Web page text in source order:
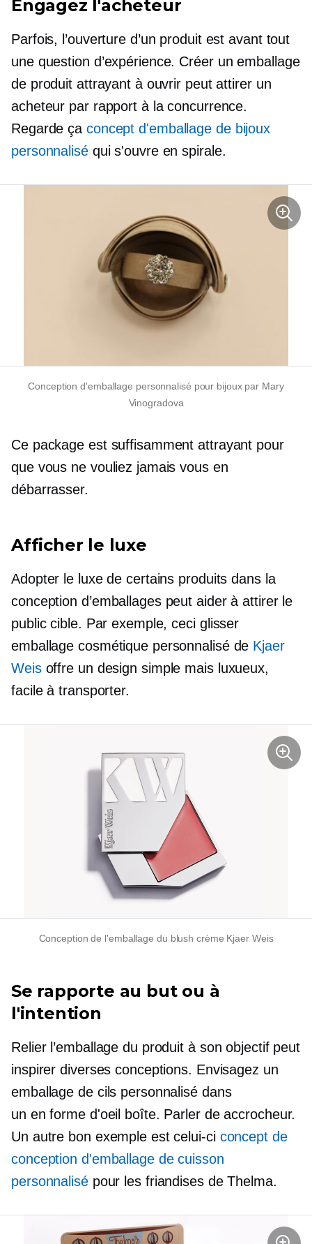
Engagez l'acheteur
Parfois, l’ouverture d’un produit est avant tout
une question d’expérience. Créer un emballage
de produit attrayant à ouvrir peut attirer un
acheteur par rapport à la concurrence.
Regarde ça concept d'emballage de bijoux
personnaliséqui s'ouvre en spirale.
Conception d'emballage personnalisé pour bijoux par Mary
Vinogradova
Ce package est suffisamment attrayant pour
que vous ne vouliez jamais vous en
débarrasser.
Afficher le luxe
Adopter le luxe de certains produits dans la
conception d’emballages peut aider à attirer le
public cible. Par exemple, ceci glisser
emballage cosmétique personnalisé de Kjaer
Weisoffre un design simple mais luxueux,
facile à transporter.
Conception de l'emballage du blush crème Kjaer Weis
Se rapporte au but ou à
l'intention
Relier l’emballage du produit à son objectif peut
inspirer diverses conceptions. Envisagez un
emballage de cils personnalisé dans
un en forme d'oeil boîte. Parler deaccrocheur.
Un autre bon exemple est celui-ci concept de
conception d'emballage de cuisson
personnalisépour les friandises de Thelma.